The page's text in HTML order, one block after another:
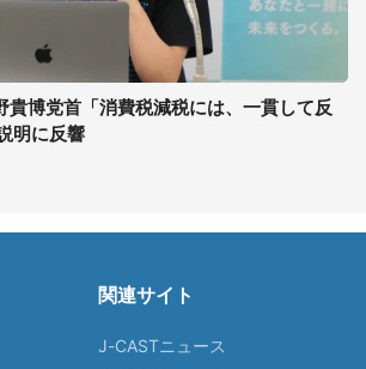
貴博党首「消費税減税には、一貫して反
明に反響
関連サイト
J-CASTニュース